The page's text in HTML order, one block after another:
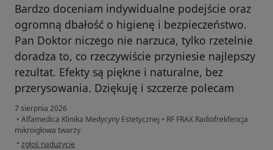
Bardzo doceniam indywidualne podejście oraz
ogromną dbałość o higienę i bezpieczeństwo.
Pan Doktor niczego nie narzuca, tylko rzetelnie
doradza to, co rzeczywiście przyniesie najlepszy
rezultat. Efekty są piękne i naturalne, bez
przerysowania. Dziękuję i szczerze polecam
7 sierpnia 2026
• Alfamedica Klinika Medycyny Estetycznej • RF FRAX Radiofrekfencja
mikroigłowa twarzy
• w opinii użytkownika Oleksandr
zgłoś nadużycie